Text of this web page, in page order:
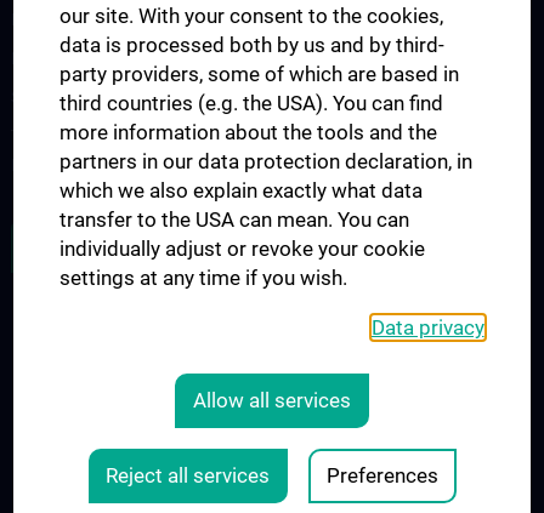
Psychotherapie
Project PSYGESKOM
Strukturdiagnostik für Persönlichkeitsstörungen
Transkulturelle Psychiatrie und Migrationsbedingte Störungen im
Kindes- und Jugendalter
JOB OPENINGS
COOKIE-EINSTELLUNGEN
© 2026 Medical University Vienna
our site. With your consent to the cookies,
data is processed both by us and by third-
party providers, some of which are based in
third countries (e.g. the USA). You can find
more information about the tools and the
partners in our data protection declaration, in
which we also explain exactly what data
transfer to the USA can mean. You can
individually adjust or revoke your cookie
settings at any time if you wish.
Data privacy
Allow all services
Reject all services Preferences